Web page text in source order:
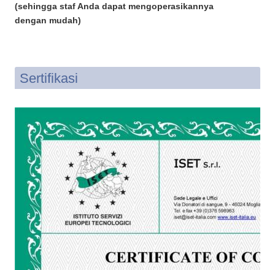
(sehingga staf Anda dapat mengoperasikannya
dengan mudah)
Sertifikasi